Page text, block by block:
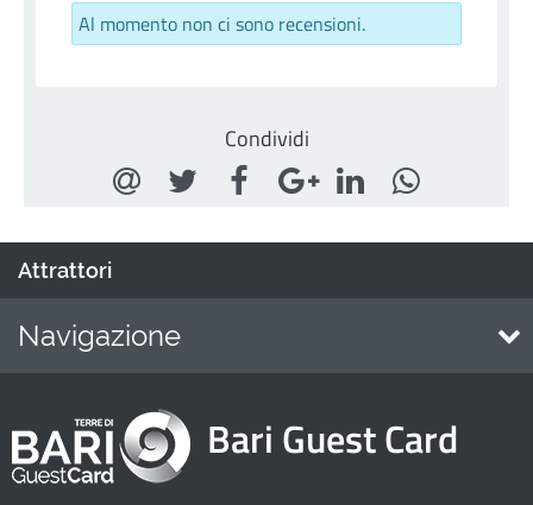
Al momento non ci sono recensioni.
Condividi
Attrattori
Navigazione
Attrattori
Eventi
Bari Guest Card